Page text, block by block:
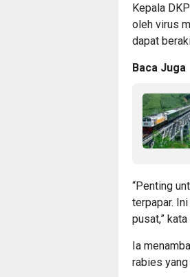
Kepala
oleh virus
dapat
Baca Juga
“Penting
terpapar.
pusat,”
Ia
rabies